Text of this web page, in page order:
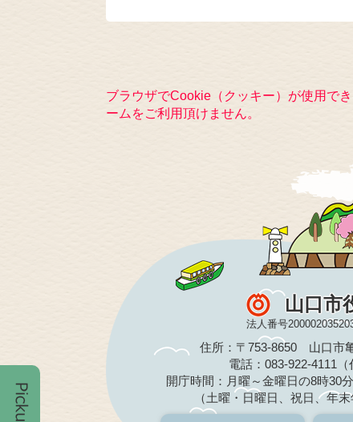
ブラウザでCookie（クッキー）が使用で
ームをご利用頂けません。
山口市
法人番号
住所：〒753-8650 山口市
電話：083-922-4111（
開庁時間：月曜～金曜日の8時30
（土曜・日曜日、祝日、年末